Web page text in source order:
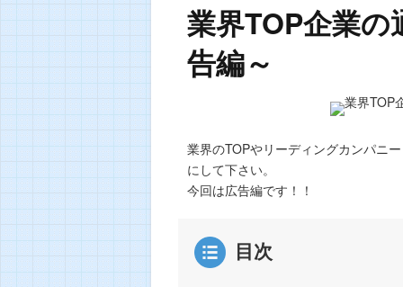
業界TOP企業
告編～
業界のTOPやリーディングカンパニ
にして下さい。
今回は広告編です！！
目次